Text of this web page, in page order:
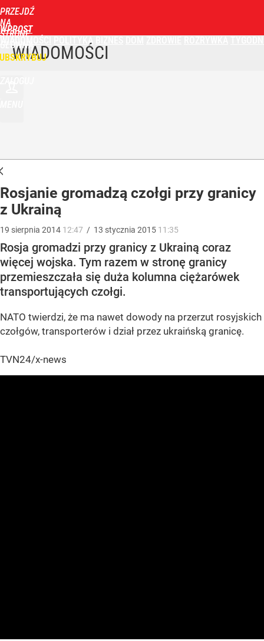
PRZEJDŹ
NA
STRONĘ
GŁÓWNĄ
WPROST
POLITYKA
WIADOMOŚCI
Rosjanie gromadzą czołgi przy granicy
z Ukrainą
19 sierpnia 2014 12:47 / 13 stycznia 2015 11:35
Rosja gromadzi przy granicy z Ukrainą coraz
więcej wojska. Tym razem w stronę granicy
przemieszczała się duża kolumna ciężarówek
transportujących czołgi.
NATO twierdzi, że ma nawet dowody na przerzut rosyjskich
czołgów, transporterów i dział przez ukraińską granicę.
TVN24/x-news